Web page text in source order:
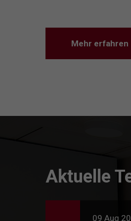
Mehr erfahren
Aktuelle
09 Aug